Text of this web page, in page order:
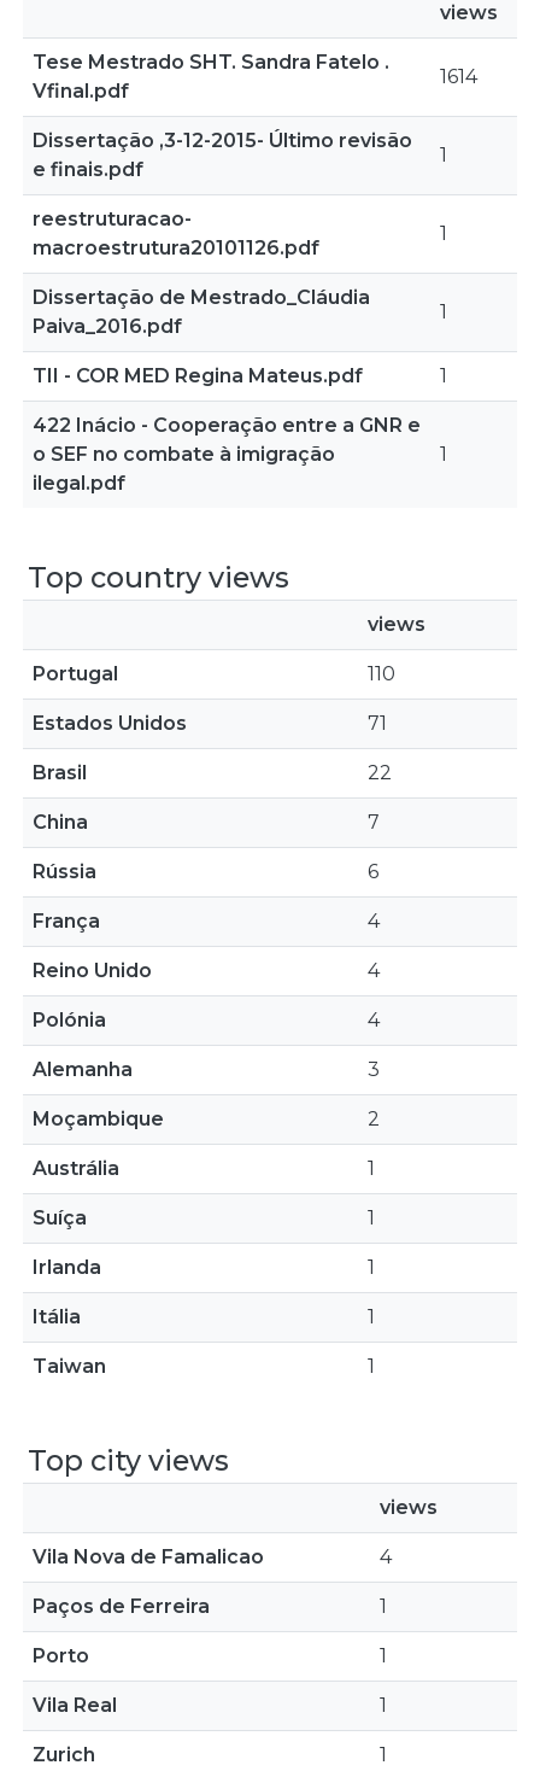
views
Tese Mestrado SHT. Sandra Fatelo .
Vfinal.pdf
1614
Dissertação ,3-12-2015- Último revisão
e finais.pdf
1
reestruturacao-
macroestrutura20101126.pdf
1
Dissertação de Mestrado_Cláudia
Paiva_2016.pdf
1
TII - COR MED Regina Mateus.pdf 1
422 Inácio - Cooperação entre a GNR e
o SEF no combate à imigração
ilegal.pdf
1
Top country views
views
Portugal 110
Estados Unidos 71
Brasil 22
China 7
Rússia 6
França 4
Reino Unido 4
Polónia 4
Alemanha 3
Moçambique 2
Austrália 1
Suíça 1
Irlanda 1
Itália 1
Taiwan 1
Top city views
views
Vila Nova de Famalicao 4
Paços de Ferreira 1
Porto 1
Vila Real 1
Zurich 1